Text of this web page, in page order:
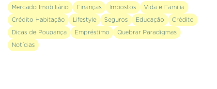
Mercado Imobiliário Finanças Impostos Vida e Família
Crédito Habitação Lifestyle Seguros Educação Crédito
Dicas de Poupança Empréstimo Quebrar Paradigmas
Notícias